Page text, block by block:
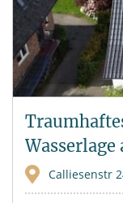
Wasserlage
Calliesenstr